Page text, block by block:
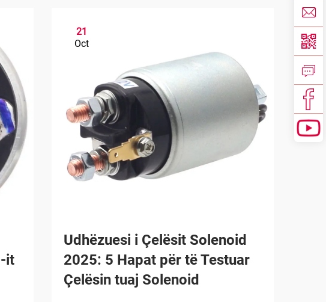
it
21
Oct
Udhëzuesi i Çelësit Solenoid
2025: 5 Hapat për të Testuar
Çelësin tuaj Solenoid